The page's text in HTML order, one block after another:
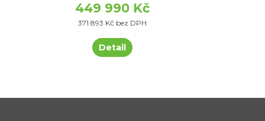
449 990 Kč
371 893 Kč bez DPH
Detail